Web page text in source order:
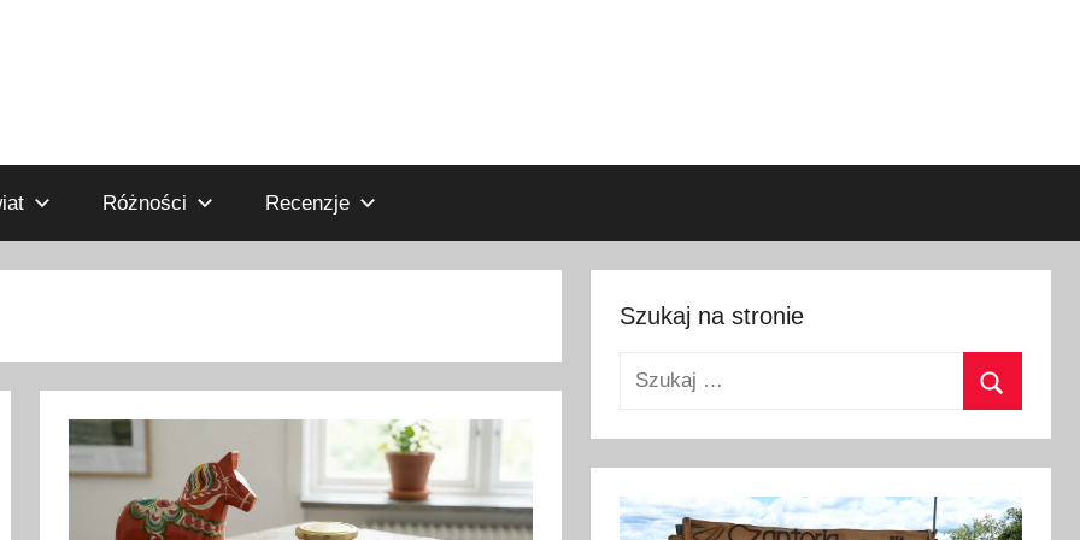
Różności Recenzje
Szukaj na stronie
Szukaj: